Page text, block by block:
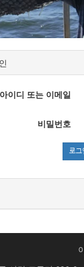
아이디 또는 이메일
비밀번호
로그